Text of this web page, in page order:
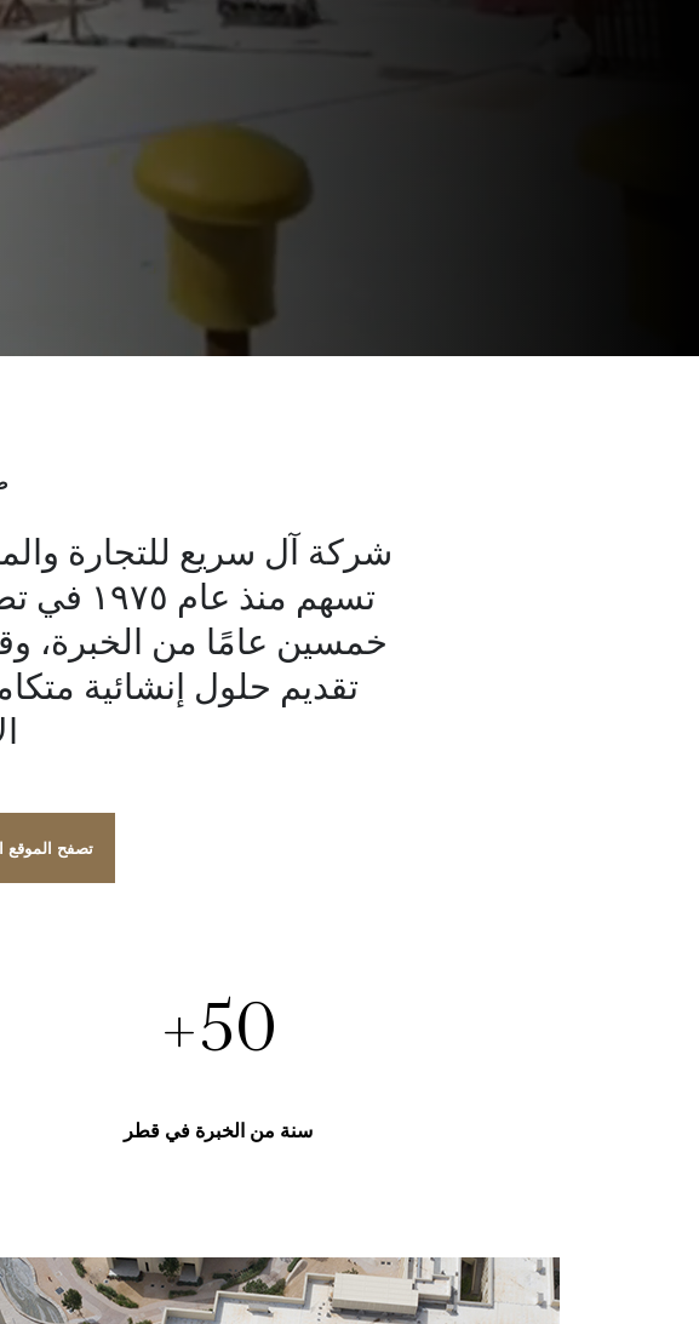
تسهم
خمسين عامًا من الخبرة،
تقديم حلول إنشائية
تصفح الموقع
50
+
سنة من الخبرة في قطر